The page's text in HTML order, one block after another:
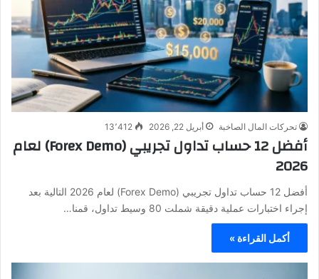
تحركات المال الصاخبة أبريل 22, 2026 13٬412
أفضل 12 حساب تداول تجريبي (Forex Demo) لعام
2026
أفضل 12 حساب تداول تجريبي (Forex Demo) لعام 2026 التالية بعد
إجراء اختبارات عملية دقيقة شملت 80 وسيط تداول، قمنا…
أكمل القراءة »